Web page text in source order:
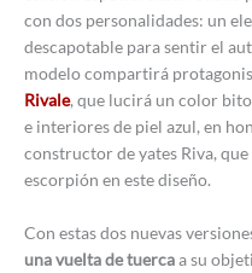
con dos personalidades: un
descapotable para sentir el
modelo compartirá
Rivale, que lucirá un color
e interiores de piel azul, en
constructor de yates Riva,
escorpión en este diseño.
Con estas dos nuevas
una vuelta de tuercaa su